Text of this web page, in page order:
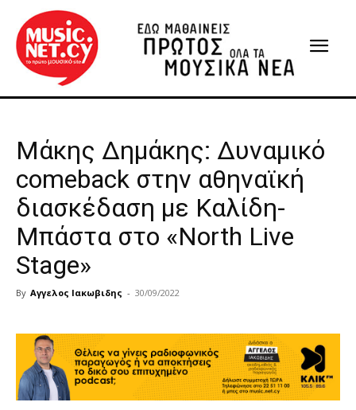
Mάκης Δημάκης: Δυναμικό
comeback στην αθηναϊκή
διασκέδαση με Καλίδη-
Μπάστα στο «North Live
Stage»
By Αγγελος Ιακωβιδης - 30/09/2022